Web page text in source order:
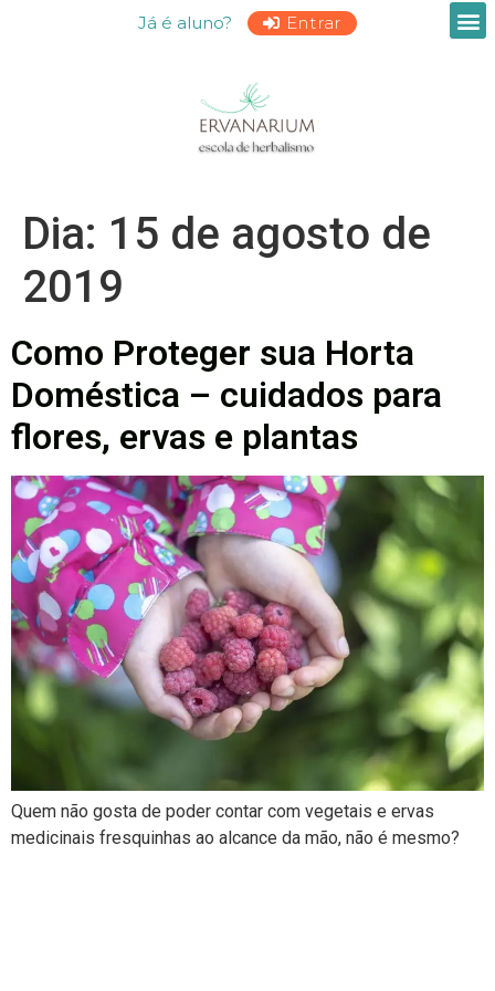
Já é aluno? Entrar
Dia: 15 de agosto de
2019
Como Proteger sua Horta
Doméstica – cuidados para
flores, ervas e plantas
Quem não gosta de poder contar com vegetais e ervas
medicinais fresquinhas ao alcance da mão, não é mesmo?